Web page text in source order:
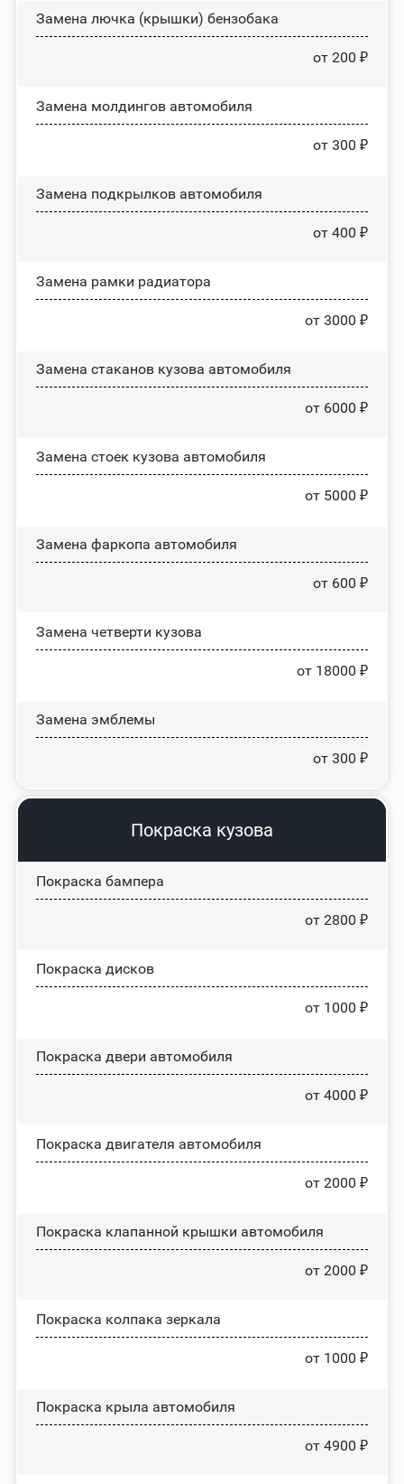
Замена лючка (крышки) бензобака
от 200 ₽
Замена молдингов автомобиля
от 300 ₽
Замена пoдĸpылĸoв автомобиля
от 400 ₽
Замена рамки радиатора
от 3000 ₽
Замена стаканов кузова автомобиля
от 6000 ₽
Замена стоек кузова автомобиля
от 5000 ₽
Замена фаркопа автомобиля
от 600 ₽
Замена четверти кузова
от 18000 ₽
Замена эмблемы
от 300 ₽
Покраска кузова
Покраска бампера
от 2800 ₽
Покраска дисков
от 1000 ₽
Покраска двери автомобиля
от 4000 ₽
Покраска двигателя автомобиля
от 2000 ₽
Покраска клапанной крышки автомобиля
от 2000 ₽
Покраска колпака зеркала
от 1000 ₽
Покраска крыла автомобиля
от 4900 ₽